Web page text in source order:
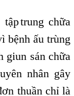
tập,trung chữa
bệnh ấu trùng
giun sán chữa
nhân gây
thuần chỉ là